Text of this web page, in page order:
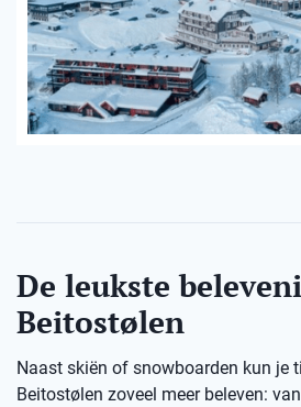
De leukste
Beitostølen
Naast skiën of snowboarden kun je
Beitostølen zoveel meer beleven: